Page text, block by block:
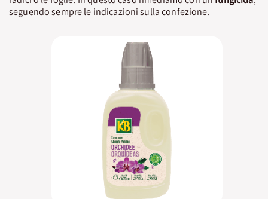
seguendo sempre le indicazioni sulla confezione.